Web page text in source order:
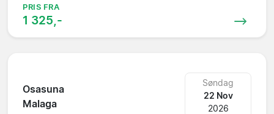
PRIS FRA
1 325,-
Osasuna
Malaga
Søndag
22 Nov
2026